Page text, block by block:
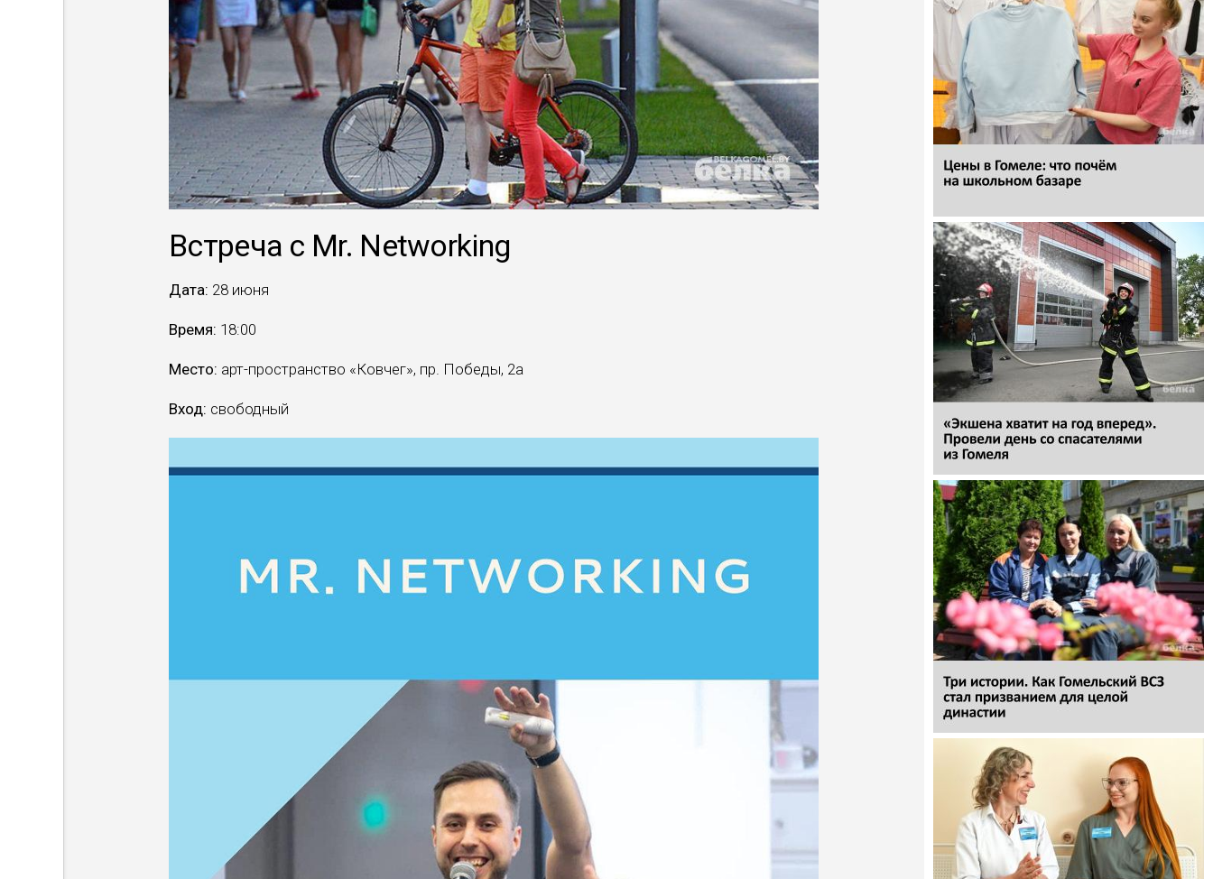
Встреча с Mr. Networking
Дата: 28 июня
Время: 18:00
Место: арт-пространство «Ковчег», пр. Победы, 2а
Вход: свободный